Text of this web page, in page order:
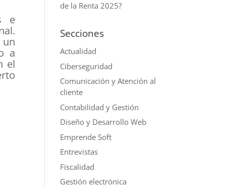
e
a
el
de la Renta 2025?
Secciones
Actualidad
Ciberseguridad
Comunicación y Atención al
cliente
Contabilidad y Gestión
Diseño y Desarrollo Web
Emprende Soft
Entrevistas
Fiscalidad
Gestión electrónica